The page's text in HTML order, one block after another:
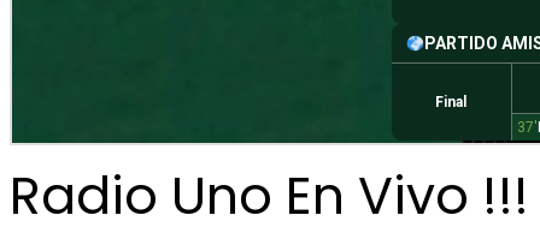
Radio Uno En Vivo !!!